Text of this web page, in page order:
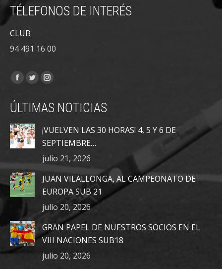
TÉLEFONOS DE INTERÉS
CLUB
94 491 16 00
Encuéntranos en:
Facebook
opens
in
new
window
Twitter
opens
in
new
window
Instagram
opens
new
window
ÚLTIMAS NOTICIAS
¡VUELVEN LAS 30 HORAS! 4, 5 Y 6 DE
SEPTIEMBRE…
julio 21, 2026
JUAN VILALLONGA, AL CAMPEONATO DE
EUROPA SUB 21
julio 20, 2026
GRAN PAPEL DE NUESTROS SOCIOS EN EL
VIII NACIONES SUB18
julio 20, 2026